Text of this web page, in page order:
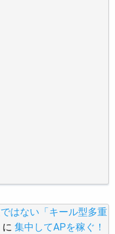
はない「キール型多重
に 集中してAPを稼ぐ！